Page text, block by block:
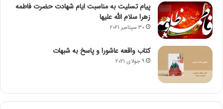
پیام تسلیت به مناسبت ایام شهادت حضرت فاطمه
زهرا سلام الله علیها
30 سپتامبر 2021
کتاب واقعه عاشورا و پاسخ به شبهات
9 جولای 2021